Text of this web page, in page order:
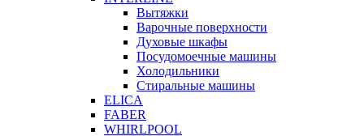
Вытяжки
Варочные поверхности
Духовые шкафы
Посудомоечные машины
Холодильники
Стиральные машины
ELICA
FABER
WHIRLPOOL